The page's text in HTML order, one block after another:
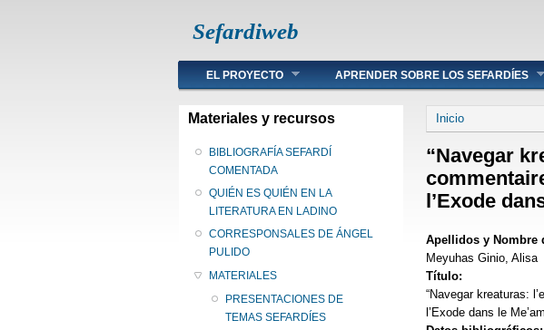
Sefardiweb
Main menu
EL PROYECTO APRENDER SOBRE LOS SEFARDÍES
Materiales y recursos
BIBLIOGRAFÍA SEFARDÍ
COMENTADA
QUIÉN ES QUIÉN EN LA
LITERATURA EN LADINO
CORRESPONSALES DE ÁNGEL
PULIDO
MATERIALES
PRESENTACIONES DE
TEMAS SEFARDÍES
Se
Inicio
“Navegar
l’Exode
Apellidos y Nombre
Meyuhas Ginio, Alisa
Título:
“Navegar kreaturas:
l’Exode dans le